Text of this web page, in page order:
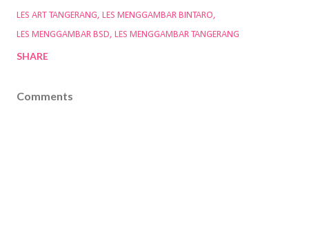
LES ART TANGERANG
LES MENGGAMBAR BINTARO
LES MENGGAMBAR BSD
LES MENGGAMBAR TANGERANG
SHARE
Comments